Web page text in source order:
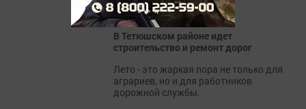
В Тетюшском районе идет
строительство и ремонт дорог
Лето - это жаркая пора не только для
аграриев, но и для работников
дорожной службы.